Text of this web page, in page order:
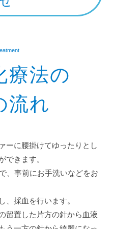
療法の
流れ
ーに腰掛けてゆったりとし
できます。
、事前にお手洗いなどをお
、採血を行います。
留置した片方の針から血液